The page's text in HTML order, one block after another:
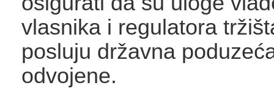
vlasnika i regulatora
posluju državna
odvojene.